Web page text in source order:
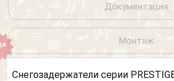
Документация
Монтаж
Снегозадержатели серии